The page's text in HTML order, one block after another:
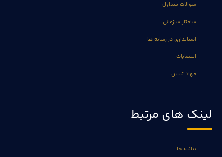
سوالات متداول
ساختار سازمانی
استانداری در رسانه ها
انتصابات
جهاد تبیین
لینک های مرتبط
بیانیه ها